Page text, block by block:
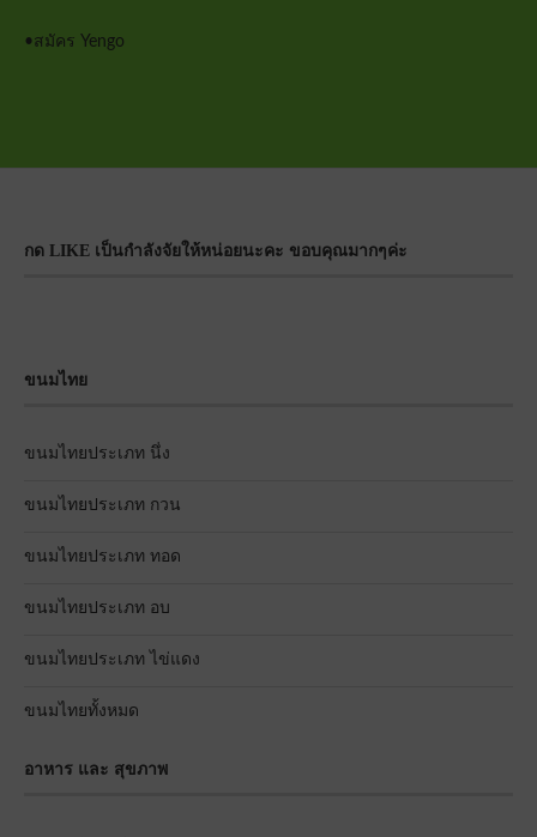
•สมัคร Yengo
กด LIKE เป็นกำลังจัยให้หน่อยนะคะ ขอบคุณมากๆค่ะ
ขนมไทย
ขนมไทยประเภท นึ่ง
ขนมไทยประเภท กวน
ขนมไทยประเภท ทอด
ขนมไทยประเภท อบ
ขนมไทยประเภท ไข่แดง
ขนมไทยทั้งหมด
อาหาร และ สุขภาพ